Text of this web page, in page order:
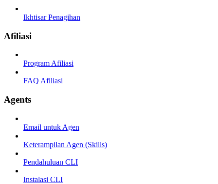
Ikhtisar Penagihan
Afiliasi
Program Afiliasi
FAQ Afiliasi
Agents
Email untuk Agen
Keterampilan Agen (Skills)
Pendahuluan CLI
Instalasi CLI